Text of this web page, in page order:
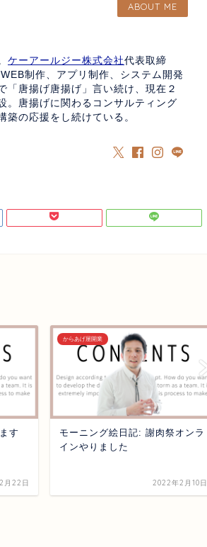
ABOUT ME
ケーアールジー株式会社代表取締
制作、アプリ制作、システム開発
「唐揚げ唐揚げ」言い続け、現在２
。唐揚げに関わるコンサルティング
の応援をし続けている。
す
月22日
からあげ屋開業
モーニング絵日記: 謝肉祭オンラ
インやりました
2022年2月10日